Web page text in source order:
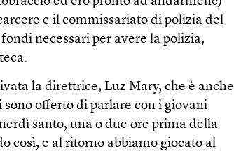
e il commissariato di polizia del
necessari per avere la polizia,
la direttrice, Luz Mary, che è anche
offerto di parlare con i giovani
santo, una o due ore prima della
così, e al ritorno abbiamo giocato al